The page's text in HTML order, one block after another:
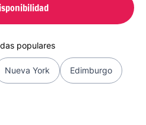
populares
Nueva York Edimburgo